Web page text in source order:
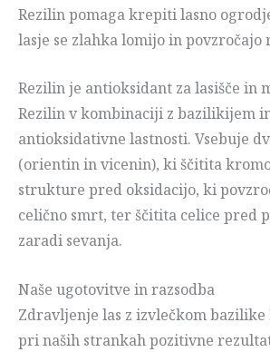
Rezilin pomaga krepiti lasno
lasje se zlahka lomijo in povzročajo
Rezilin je antioksidant za lasišče in
Rezilin v kombinaciji z bazilikijem
antioksidativne lastnosti. Vsebuje
(orientin in vicenin), ki ščitita
strukture pred oksidacijo, ki
celično smrt, ter ščitita celice pred
zaradi sevanja.
Naše ugotovitve in razsodba
Zdravljenje las z izvlečkom
pri naših strankah pozitivne